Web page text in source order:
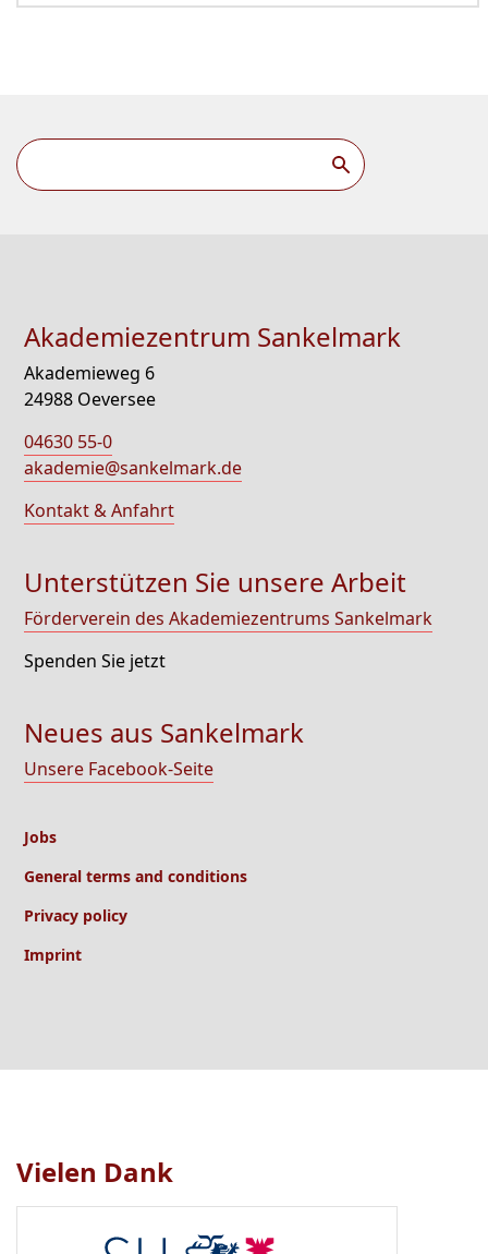
Akademiezentrum Sankelmark
Akademieweg 6
24988 Oeversee
04630 55-0
akademie@sankelmark.de
Kontakt & Anfahrt
Unterstützen Sie unsere Arbeit
Förderverein des Akademiezentrums Sankelmark
Spenden Sie jetzt
Neues aus Sankelmark
Unsere Facebook-Seite
Jobs
General terms and conditions
Privacy policy
Imprint
Vielen Dank
Logo1bis1von1sichtbar.